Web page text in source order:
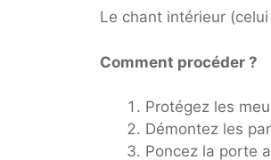
Le chant intérieur
Comment procéder ?
Protégez les
Démontez les
Poncez la porte